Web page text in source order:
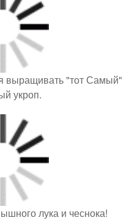
выращивать "тот Самый"
укроп.
лука и чеснока!